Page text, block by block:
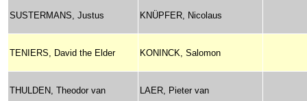
SUSTERMANS, Justus KNÜPFER, Nicolaus
TENIERS, David the Elder KONINCK, Salomon
THULDEN, Theodor van LAER, Pieter van